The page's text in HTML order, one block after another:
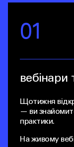
01
вебінари
Щотижня
— ви
практики.
На живому